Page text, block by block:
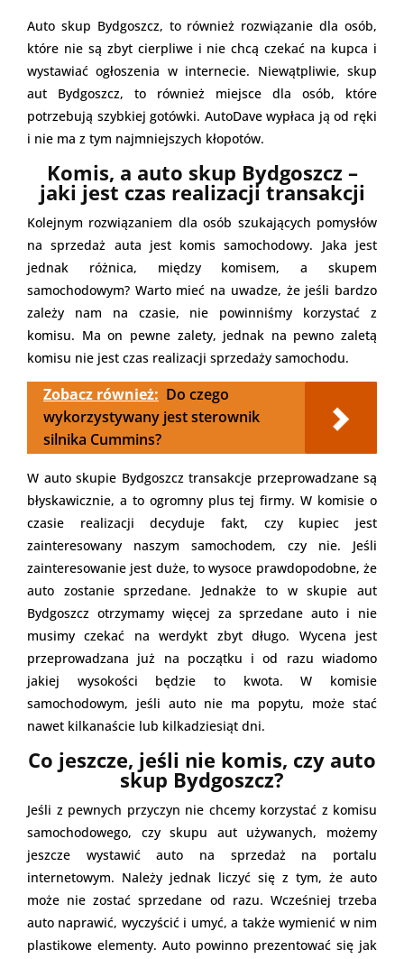
Auto skup Bydgoszcz, to również rozwiązanie dla osób,
które nie są zbyt cierpliwe i nie chcą czekać na kupca i
wystawiać ogłoszenia w internecie. Niewątpliwie, skup
aut Bydgoszcz, to również miejsce dla osób, które
potrzebują szybkiej gotówki. AutoDave wypłaca ją od ręki
i nie ma z tym najmniejszych kłopotów.
Komis, a auto skup Bydgoszcz –
jaki jest czas realizacji transakcji
Kolejnym rozwiązaniem dla osób szukających pomysłów
na sprzedaż auta jest komis samochodowy. Jaka jest
jednak różnica, między komisem, a skupem
samochodowym? Warto mieć na uwadze, że jeśli bardzo
zależy nam na czasie, nie powinniśmy korzystać z
komisu. Ma on pewne zalety, jednak na pewno zaletą
komisu nie jest czas realizacji sprzedaży samochodu.
Zobacz również: Do czego
wykorzystywany jest sterownik
silnika Cummins?
W auto skupie Bydgoszcz transakcje przeprowadzane są
błyskawicznie, a to ogromny plus tej firmy. W komisie o
czasie realizacji decyduje fakt, czy kupiec jest
zainteresowany naszym samochodem, czy nie. Jeśli
zainteresowanie jest duże, to wysoce prawdopodobne, że
auto zostanie sprzedane. Jednakże to w skupie aut
Bydgoszcz otrzymamy więcej za sprzedane auto i nie
musimy czekać na werdykt zbyt długo. Wycena jest
przeprowadzana już na początku i od razu wiadomo
jakiej wysokości będzie to kwota. W komisie
samochodowym, jeśli auto nie ma popytu, może stać
nawet kilkanaście lub kilkadziesiąt dni.
Co jeszcze, jeśli nie komis, czy auto
skup Bydgoszcz?
Jeśli z pewnych przyczyn nie chcemy korzystać z komisu
samochodowego, czy skupu aut używanych, możemy
jeszcze wystawić auto na sprzedaż na portalu
internetowym. Należy jednak liczyć się z tym, że auto
może nie zostać sprzedane od razu. Wcześniej trzeba
auto naprawić, wyczyścić i umyć, a także wymienić w nim
plastikowe elementy. Auto powinno prezentować się jak